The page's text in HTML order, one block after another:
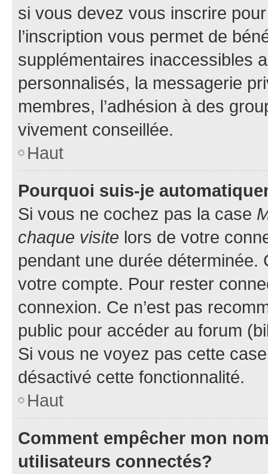
si vous devez vous inscrire
l’inscription vous permet de
supplémentaires inaccessibles
personnalisés, la messagerie
membres, l’adhésion à des
vivement conseillée.
Haut
Pourquoi suis-je
Si vous ne cochez pas la case
chaque visite lors de votre
pendant une durée déterminée.
votre compte. Pour rester
connexion. Ce n’est pas
public pour accéder au forum
Si vous ne voyez pas cette
désactivé cette fonctionnalité.
Haut
Comment empêcher mon
utilisateurs connectés?